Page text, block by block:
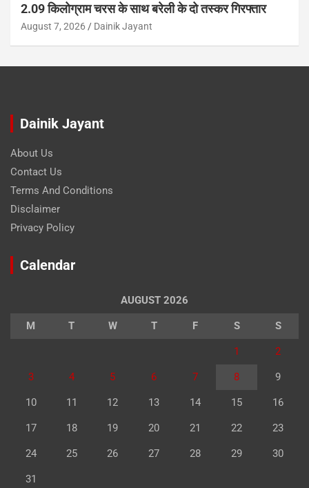
2.09 किलोग्राम चरस के साथ बरेली के दो तस्कर गिरफ्तार
August 7, 2026 Dainik Jayant
Dainik Jayant
About Us
Contact Us
Terms And Conditions
Disclaimer
Privacy Policy
Calendar
AUGUST 2026
M T W T F S S
1 2
3 4 5 6 7 8 9
10 11 12 13 14 15 16
17 18 19 20 21 22 23
24 25 26 27 28 29 30
31